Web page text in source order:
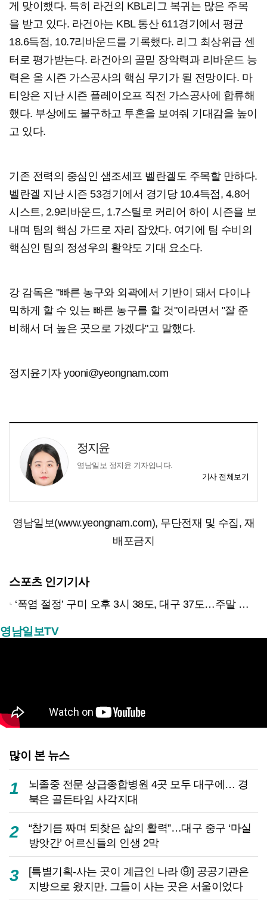
게 맞이했다. 특히 라건의 KBL리그 복귀는 많은 주목
을 받고 있다. 라건아는 KBL 통산 611경기에서 평균
18.6득점, 10.7리바운드를 기록했다. 리그 최상위급 센
터로 평가받는다. 라건아의 골밑 장악력과 리바운드 능
력은 올 시즌 가스공사의 핵심 무기가 될 전망이다. 마
티앙은 지난 시즌 플레이오프 직전 가스공사에 합류해
했다. 부상에도 불구하고 투혼을 보여줘 기대감을 높이
고 있다.
기존 전력의 중심인 샘조세프 벨란겔도 주목할 만하다.
벨란겔 지난 시즌 53경기에서 경기당 10.4득점, 4.8어
시스트, 2.9리바운드, 1.7스틸로 커리어 하이 시즌을 보
내며 팀의 핵심 가드로 자리 잡았다. 여기에 팀 수비의
핵심인 팀의 정성우의 활약도 기대 요소다.
강 감독은 "빠른 농구와 외곽에서 기반이 돼서 다이나
믹하게 할 수 있는 빠른 농구를 할 것"이라면서 "잘 준
비해서 더 높은 곳으로 가겠다"고 말했다.
정지윤기자 yooni@yeongnam.com
정지윤
영남일보 정지윤 기자입니다.
기사 전체보기
영남일보(www.yeongnam.com), 무단전재 및 수집, 재
배포금지
스포츠 인기기사
‘폭염 절정’ 구미 오후 3시 38도, 대구 37도…주말 한풀 꺾일까?
영남일보TV
많이 본 뉴스
1
뇌졸중 전문 상급종합병원 4곳 모두 대구에… 경
북은 골든타임 사각지대
2
“참기름 짜며 되찾은 삶의 활력”…대구 중구 ‘마실
방앗간’ 어르신들의 인생 2막
3
[특별기획-사는 곳이 계급인 나라 ⑨] 공공기관은
지방으로 왔지만, 그들이 사는 곳은 서울이었다